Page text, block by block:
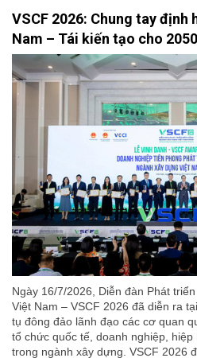
VSCF 2026: Chung tay định
Nam – Tái kiến tạo cho 2050
Ngày 16/7/2026, Diễn đàn Phát
Việt Nam – VSCF 2026 đã diễn ra
tụ đông đảo lãnh đạo các cơ quan
tổ chức quốc tế, doanh nghiệp, hiệp
trong ngành xây dựng. VSCF 2026